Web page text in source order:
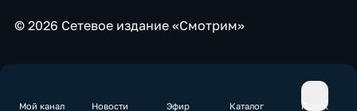
Мой канал Новости Эфир Каталог Поиск
© 2026 Сетевое издание «Смотрим»